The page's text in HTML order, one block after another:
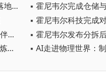
▪ 霍尼韦尔科技宣布Forge智能互联平台落地中国
▪ 霍尼韦尔四赴链博会 携手近百家合作伙伴赋能工业自主化
▪ 霍尼韦尔UOP升级本土服务能力，赋能炼化企业向价值驱动转型